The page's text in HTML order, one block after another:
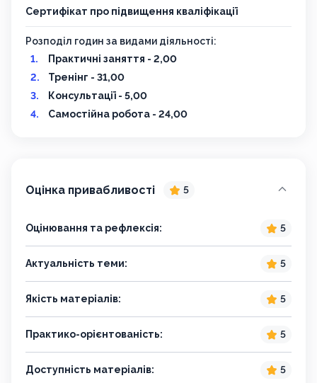
Сертифікат про підвищення кваліфікації
Розподіл годин за видами діяльності:
Практичні заняття - 2,00
Тренінг - 31,00
Консультації - 5,00
Самостійна робота - 24,00
Оцінка привабливості 5
Оцінювання та рефлексія: 5
Актуальність теми: 5
Якість матеріалів: 5
Практико-орієнтованість: 5
Доступність матеріалів: 5